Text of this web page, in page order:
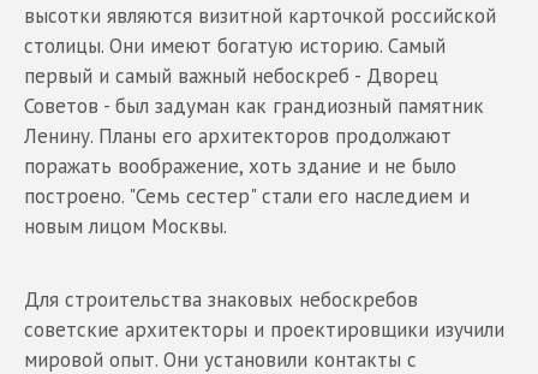
высотки являются визитной карточкой российской
столицы. Они имеют богатую историю. Самый
первый и самый важный небоскреб - Дворец
Советов - был задуман как грандиозный памятник
Ленину. Планы его архитекторов продолжают
поражать воображение, хоть здание и не было
построено. "Семь сестер" стали его наследием и
новым лицом Москвы.
Для строительства знаковых небоскребов
советские архитекторы и проектировщики изучили
мировой опыт. Они установили контакты с